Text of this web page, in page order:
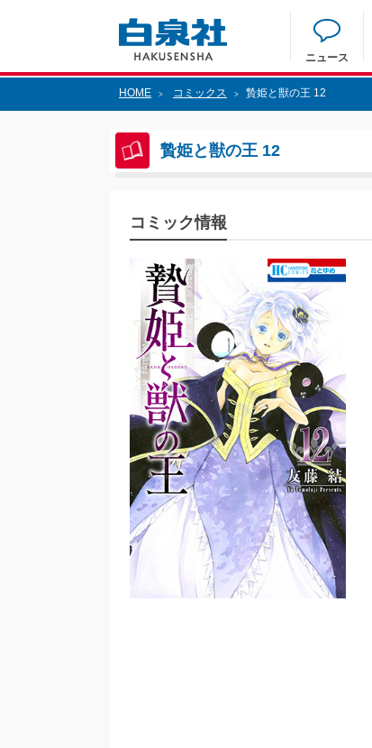
ニュース
HOME > コミックス > 贄姫と獣の王 12
贄姫と獣の王 12
コミック情報